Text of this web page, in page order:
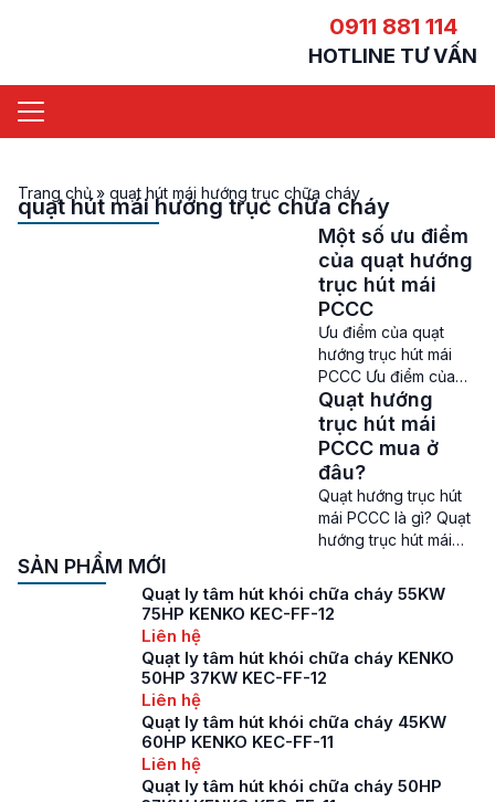
0911 881 114
HOTLINE TƯ VẤN
Trang chủ » quạt hút mái hướng trục chữa cháy
quạt hút mái hướng trục chữa cháy
Một số ưu điểm
của quạt hướng
trục hút mái
PCCC
Ưu điểm của quạt
hướng trục hút mái
PCCC Ưu điểm của
quạt hướng trục hút
mái PCCC – Quạt
hướng trục hút mái
PCCC là loại quạt
hướng trục được
dùng để hút khói, khí
nóng và duy trì môi
trường an toàn trong
cấp khi có cháy xảy
ra. […]
Quạt hướng
trục hút mái
PCCC mua ở
đâu?
Quạt hướng trục hút
mái PCCC là gì? Quạt
hướng trục hút mái
công nghiệp chuyên
dụng, được thiết kế
cho các hệ thống
Phòng cháy chữa
gió. Loại quạt này có
thiết kế nhỏ gọn và
[…]
SẢN PHẨM MỚI
Quạt ly tâm hút khói chữa cháy 55KW
75HP KENKO KEC-FF-12
Liên hệ
Quạt ly tâm hút khói chữa cháy KENKO
50HP 37KW KEC-FF-12
Liên hệ
Quạt ly tâm hút khói chữa cháy 45KW
60HP KENKO KEC-FF-11
Liên hệ
Quạt ly tâm hút khói chữa cháy 50HP